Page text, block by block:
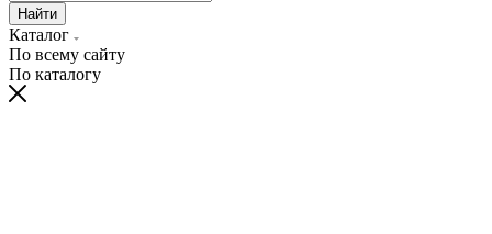
Найти
Каталог
По всему сайту
По каталогу